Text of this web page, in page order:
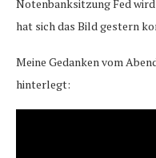
Notenbanksitzung Fed
hat sich das Bild gestern
Meine Gedanken vom
hinterlegt: